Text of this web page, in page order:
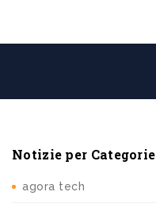
Notizie per Categorie
agora tech